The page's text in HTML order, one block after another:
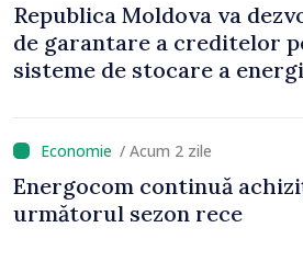
Republica Moldova va
de garantare a creditelor
sisteme de stocare a
/ Acum 2 zile
Energocom continuă
următorul sezon rece